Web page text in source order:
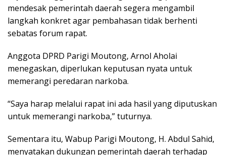
mendesak pemerintah daerah segera mengambil
langkah konkret agar pembahasan tidak berhenti
sebatas forum rapat.
Anggota DPRD Parigi Moutong, Arnol Aholai
menegaskan, diperlukan keputusan nyata untuk
memerangi peredaran narkoba.
“Saya harap melalui rapat ini ada hasil yang diputuskan
untuk memerangi narkoba,” tuturnya.
Sementara itu, Wabup Parigi Moutong, H. Abdul Sahid,
menyatakan dukungan pemerintah daerah terhadap